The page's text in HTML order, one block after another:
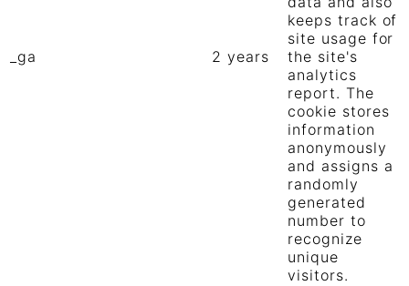
_ga 2 years
keeps track of
site usage for
the site's
analytics
report. The
cookie stores
information
anonymously
and assigns a
randomly
generated
number to
recognize
unique
visitors.